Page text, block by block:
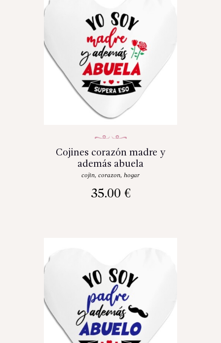
Cojines corazón madre y
además abuela
cojin, corazon, hogar
35.00 €